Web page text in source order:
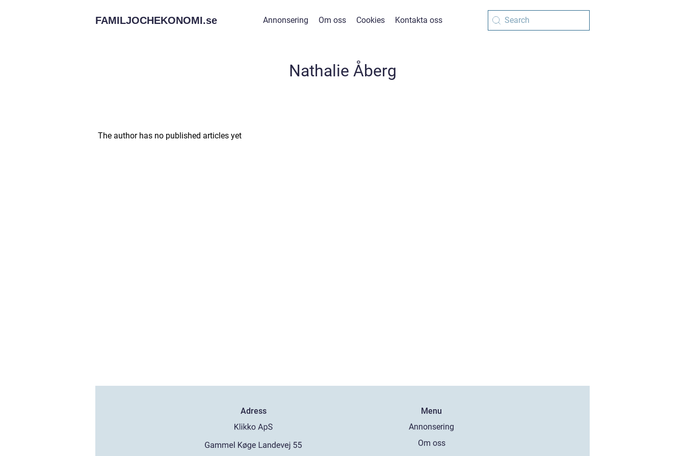
FAMILJOCHEKONOMI.se Annonsering Om oss Cookies Kontakta oss
Nathalie Åberg
The author has no published articles yet
Adress
Menu
Annonsering
Om oss